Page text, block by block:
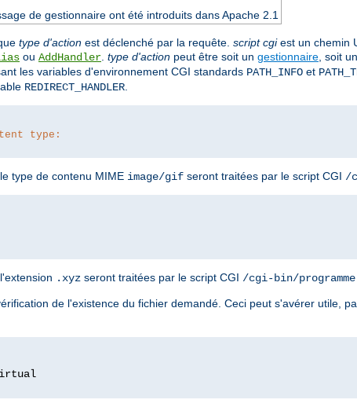
de gestionnaire ont été introduits dans Apache 2.1
type d'action est déclenché par la requête. script cgiest un chemin
ou AddHandler type d'action peut être soit un gestionnaire , soit un
les variables d'environnement CGI standards PATH_INFO et
REDIRECT_HANDLER
type:
type de contenu MIME image/gif seront traitées par le script CGI /
.xyz seront traitées par le script CGI /cgi-bin/
de l'existence du fichier demandé. Ceci peut s'avérer utile,